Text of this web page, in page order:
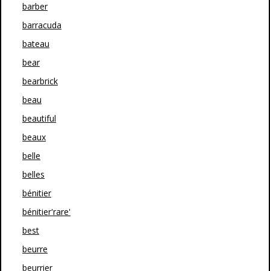
barber
barracuda
bateau
bear
bearbrick
beau
beautiful
beaux
belle
belles
bénitier
bénitier'rare'
best
beurre
beurrier